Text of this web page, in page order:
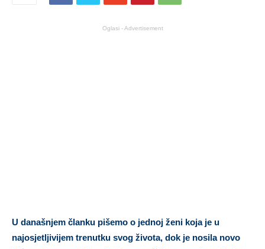
Oglasi - Advertisement
U današnjem članku pišemo o jednoj ženi koja je u
najosjetljivijem trenutku svog života, dok je nosila novo